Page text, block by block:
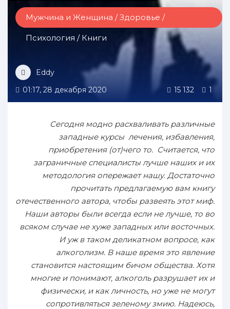
Мужчина и Женщина / Здоровье /
Психология / Книги
Eddy
01:17, 28 декабря 2020
15 132 1
Сегодня модно расхваливать различные
западные курсы лечения, избавления,
приобретения (от)чего то. Считается, что
заграничные специалисты лучше наших и их
методология опережает нашу. Достаточно
прочитать предлагаемую вам книгу
отечественного автора, чтобы развеять этот миф.
Наши авторы были всегда если не лучше, то во
всяком случае не хуже западных или восточных.
И уж в таком деликатном вопросе, как
алкоголизм. В наше время это явление
становится настоящим бичом общества. Хотя
многие и понимают, алкоголь разрушает их и
физически, и как личность, но уже не могут
сопротивляться зеленому змию. Надеюсь,